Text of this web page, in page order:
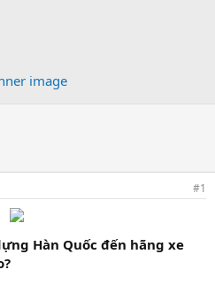
#1
Hàn Quốc đến hãng xe